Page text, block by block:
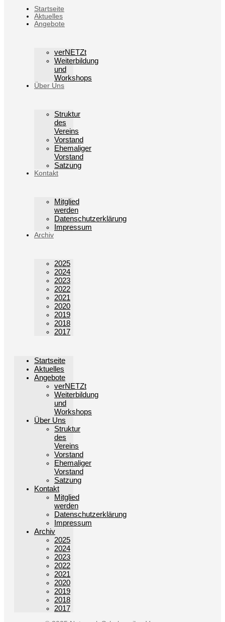
Startseite
Aktuelles
Angebote
verNETZt
Weiterbildung
und
Workshops
Über Uns
Struktur
des
Vereins
Vorstand
Ehemaliger
Vorstand
Satzung
Kontakt
Mitglied
werden
Datenschutzerklärung
Impressum
Archiv
2025
2024
2023
2022
2021
2020
2019
2018
2017
Startseite
Aktuelles
Angebote
verNETZt
Weiterbildung
und
Workshops
Über Uns
Struktur
des
Vereins
Vorstand
Ehemaliger
Vorstand
Satzung
Kontakt
Mitglied
werden
Datenschutzerklärung
Impressum
Archiv
2025
2024
2023
2022
2021
2020
2019
2018
2017